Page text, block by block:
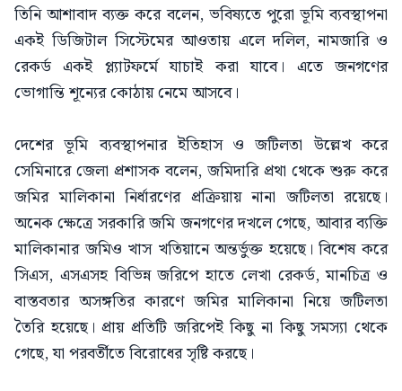
তিনি আশাবাদ ব্যক্ত করে বলেন, ভবিষ্যতে পুরো ভূমি ব্যবস্থাপনা
একই ডিজিটাল সিস্টেমের আওতায় এলে দলিল, নামজারি ও
রেকর্ড একই প্ল্যাটফর্মে যাচাই করা যাবে। এতে জনগণের
ভোগান্তি শূন্যের কোঠায় নেমে আসবে।
দেশের ভূমি ব্যবস্থাপনার ইতিহাস ও জটিলতা উল্লেখ করে
সেমিনারে জেলা প্রশাসক বলেন, জমিদারি প্রথা থেকে শুরু করে
জমির মালিকানা নির্ধারণের প্রক্রিয়ায় নানা জটিলতা রয়েছে।
অনেক ক্ষেত্রে সরকারি জমি জনগণের দখলে গেছে, আবার ব্যক্তি
মালিকানার জমিও খাস খতিয়ানে অন্তর্ভুক্ত হয়েছে। বিশেষ করে
সিএস, এসএসহ বিভিন্ন জরিপে হাতে লেখা রেকর্ড, মানচিত্র ও
বাস্তবতার অসঙ্গতির কারণে জমির মালিকানা নিয়ে জটিলতা
তৈরি হয়েছে। প্রায় প্রতিটি জরিপেই কিছু না কিছু সমস্যা থেকে
গেছে, যা পরবর্তীতে বিরোধের সৃষ্টি করছে।